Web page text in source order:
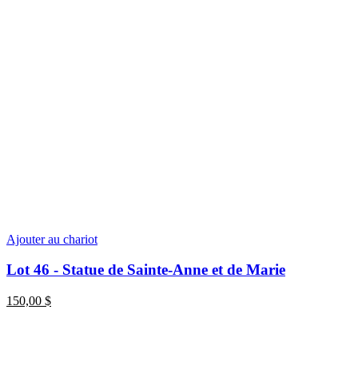
Ajouter au chariot
Lot 46 - Statue de Sainte-Anne et de Marie
150,00 $